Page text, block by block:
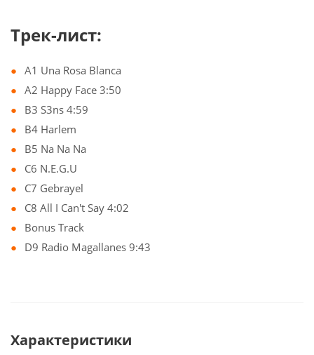
Трек-лист:
A1 Una Rosa Blanca
A2 Happy Face 3:50
B3 S3ns 4:59
B4 Harlem
B5 Na Na Na
C6 N.E.G.U
C7 Gebrayel
C8 All I Can't Say 4:02
Bonus Track
D9 Radio Magallanes 9:43
Характеристики